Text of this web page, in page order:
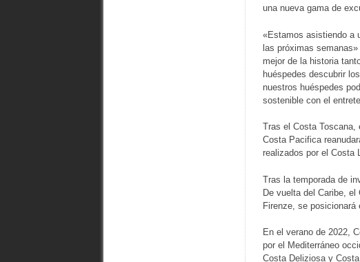
una nueva gama de
«Estamos asistiendo a
las próximas
mejor de la historia
huéspedes descubrir
nuestros huéspedes
sostenible con el
Tras el Costa Toscana,
Costa Pacifica
realizados por el Costa
Tras la temporada de
De vuelta del Caribe,
Firenze, se posicionará
En el verano de 2022,
por el Mediterráneo
Costa Deliziosa y